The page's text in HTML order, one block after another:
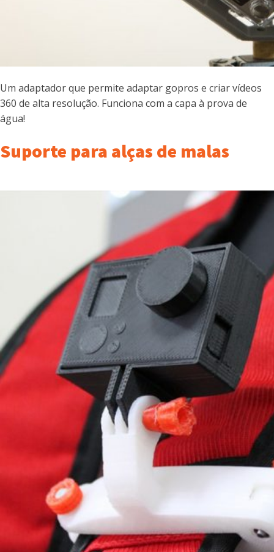
Um adaptador que permite adaptar gopros e criar vídeos
360 de alta resolução. Funciona com a capa à prova de
água!
Suporte para alças de malas